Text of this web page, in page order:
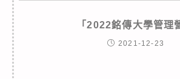
「2022銘傳大學管理
2021-12-23